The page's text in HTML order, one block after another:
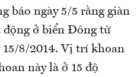
báo ngày 5/5 rằng giàn
động ở biển Đông từ
15/8/2014. Vị trí khoan
này là ở 15 độ